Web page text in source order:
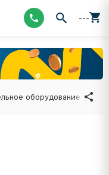
---
оборудование